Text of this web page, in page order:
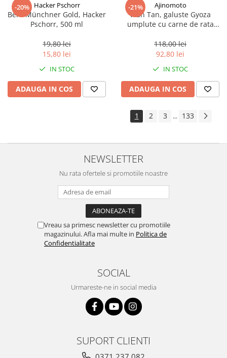
-20% Hacker Pschorr
Bere Münchner Gold, Hacker
Pschorr, 500 ml
19,80 lei
15,80 lei
IN STOC
ADAUGA IN COS
-21% Ajinomoto
Wan Tan, galuste Gyoza
umplute cu carne de rata
118,00 lei
92,80 lei
IN STOC
ADAUGA IN COS
1 2 3 ... 133
NEWSLETTER
Nu rata ofertele si promotiile noastre
Vreau sa primesc newsletter cu promotiile
magazinului. Afla mai multe in Politica de
Confidentialitate
SOCIAL
Urmareste-ne in social media
SUPORT CLIENTI